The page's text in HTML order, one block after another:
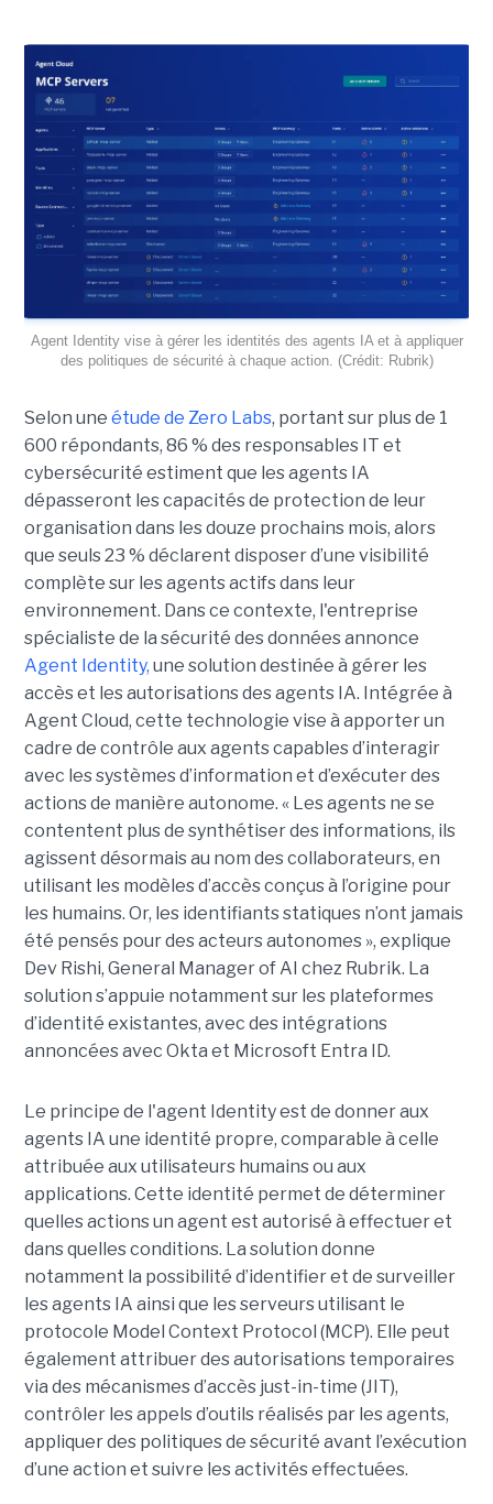
Agent Identity vise à gérer les identités des agents IA et à appliquer
des politiques de sécurité à chaque action. (Crédit: Rubrik)
Selon une étude de Zero Labs, portant sur plus de 1
600 répondants, 86 % des responsables IT et
cybersécurité estiment que les agents IA
dépasseront les capacités de protection de leur
organisation dans les douze prochains mois, alors
que seuls 23 % déclarent disposer d’une visibilité
complète sur les agents actifs dans leur
environnement. Dans ce contexte, l'entreprise
spécialiste de la sécurité des données annonce
Agent Identity, une solution destinée à gérer les
accès et les autorisations des agents IA. Intégrée à
Agent Cloud, cette technologie vise à apporter un
cadre de contrôle aux agents capables d’interagir
avec les systèmes d’information et d’exécuter des
actions de manière autonome. « Les agents ne se
contentent plus de synthétiser des informations, ils
agissent désormais au nom des collaborateurs, en
utilisant les modèles d’accès conçus à l’origine pour
les humains. Or, les identifiants statiques n’ont jamais
été pensés pour des acteurs autonomes », explique
Dev Rishi, General Manager of AI chez Rubrik. La
solution s’appuie notamment sur les plateformes
d’identité existantes, avec des intégrations
annoncées avec Okta et Microsoft Entra ID.
Le principe de l'agent Identity est de donner aux
agents IA une identité propre, comparable à celle
attribuée aux utilisateurs humains ou aux
applications. Cette identité permet de déterminer
quelles actions un agent est autorisé à effectuer et
dans quelles conditions. La solution donne
notamment la possibilité d’identifier et de surveiller
les agents IA ainsi que les serveurs utilisant le
protocole Model Context Protocol (MCP). Elle peut
également attribuer des autorisations temporaires
via des mécanismes d’accès just-in-time (JIT),
contrôler les appels d’outils réalisés par les agents,
appliquer des politiques de sécurité avant l’exécution
d’une action et suivre les activités effectuées.